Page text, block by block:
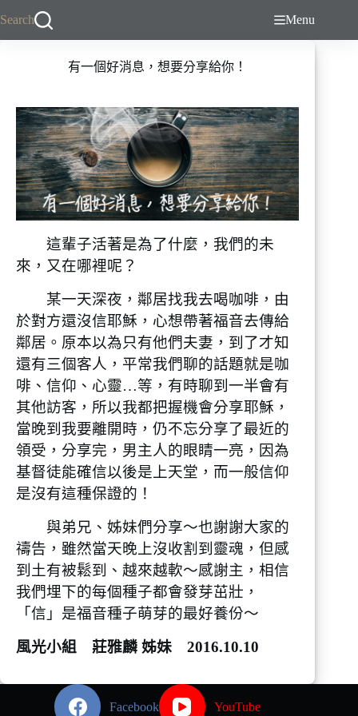
Search Menu
有一個好消息，想要分享給你！
這輩子活著是為了什麼，我們的未
來，又在哪裡呢？
某一天深夜，鄰居找我去喝咖啡，由
於對方還沒信耶穌，心想帶著福音去傳給
鄰居。原本以為只有他們夫妻，到了才知
還有三個客人，平常我們聊的話題就是咖
啡、信仰、心靈…等，有時聊到一半會有
其他訪客，所以我都把握機會分享耶穌，
當晚到我要離開時，仍不忘分享了最近的
領受，分享完，男主人的眼睛一亮，因為
基督徒能確信以後是上天堂，而一般信仰
是沒有這種保證的！
與弟兄、姊妹們分享～也謝謝大家的
禱告，雖然當天晚上沒收割到靈魂，但感
到土有被鬆到、越來越軟～感謝主，相信
我們埋下的每個種子都會發芽茁壯，
「信」是福音種子萌芽的最好養份～
風光小組 莊雅麟 姊妹 2016.10.10
Facebook YouTube